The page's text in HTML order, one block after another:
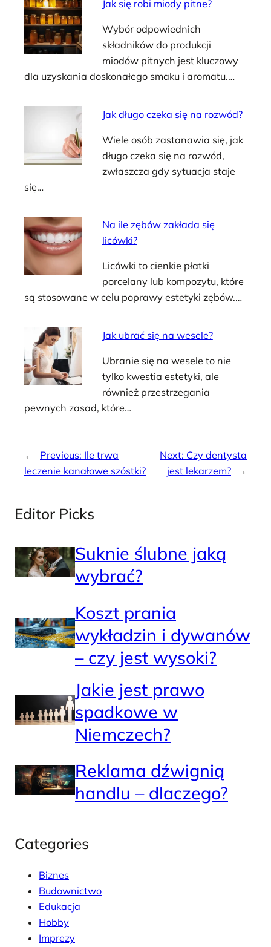
Jak się robi miody pitne?
Wybór odpowiednich
składników do produkcji
miodów pitnych jest kluczowy
dla uzyskania doskonałego smaku i aromatu.…
Jak długo czeka się na rozwód?
Wiele osób zastanawia się, jak
długo czeka się na rozwód,
zwłaszcza gdy sytuacja staje
się…
Na ile zębów zakłada się
licówki?
Licówki to cienkie płatki
porcelany lub kompozytu, które
są stosowane w celu poprawy estetyki zębów.…
Jak ubrać się na wesele?
Ubranie się na wesele to nie
tylko kwestia estetyki, ale
również przestrzegania
pewnych zasad, które…
← Previous: Ile trwa
leczenie kanałowe szóstki?
Next: Czy dentysta
jest lekarzem?
→
Editor Picks
Suknie ślubne jaką
wybrać?
Koszt prania
wykładzin i dywanów
– czy jest wysoki?
Jakie jest prawo
spadkowe w
Niemczech?
Reklama dźwignią
handlu – dlaczego?
Categories
Biznes
Budownictwo
Edukacja
Hobby
Imprezy